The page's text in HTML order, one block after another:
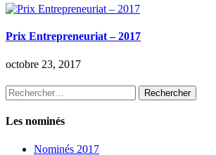
Prix Entrepreneuriat – 2017
octobre 23, 2017
Rechercher :
Les nominés
Nominés 2017